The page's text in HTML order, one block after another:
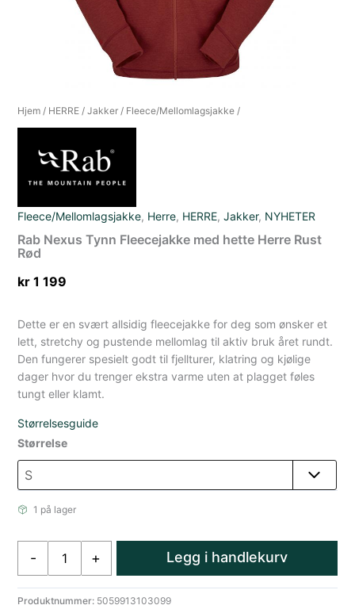
Hjem / HERRE /Jakker / Fleece/Mellomlagsjakke /
Fleece/Mellomlagsjakke, Herre, HERRE,Jakker, NYHETER
Rab Nexus Tynn Fleecejakke med hette Herre Rust
Rød
kr 1 199
Dette er en svært allsidig fleecejakke for deg som ønsker et
lett, stretchy og pustende mellomlag til aktiv bruk året rundt.
Den fungerer spesielt godt til fjellturer, klatring og kjølige
dager hvor du trenger ekstra varme uten at plagget føles
tungt eller klamt.
Størrelsesguide
Størrelse
1 på lager
-
Fleecejakke
+ Legg i handlekurv
Produktnummer: 5059913103099